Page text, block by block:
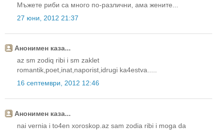
Мъжете риби са много по-различни, ама жените...
27 юни, 2012 21:37
Анонимен каза...
az sm zodiq ribi i sm zaklet
romantik,poet,inat,naporist,idrugi ka4estva.....
16 септември, 2012 12:46
Анонимен каза...
nai vernia i to4en xoroskop.az sam zodia ribi i moga da